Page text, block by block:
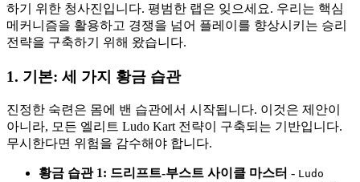
하기 위한 청사진입니다. 평범한 랩은 잊으세요. 우리는 핵심
메커니즘을 활용하고 경쟁을 넘어 플레이를 향상시키는 승리
전략을 구축하기 위해 왔습니다.
1. 기본: 세 가지 황금 습관
진정한 숙련은 몸에 밴 습관에서 시작됩니다. 이것은 제안이
아니라, 모든 엘리트 Ludo Kart 전략이 구축되는 기반입니다.
무시한다면 위험을 감수해야 합니다.
황금 습관 1: 드리프트-부스트 사이클 마스터 - Ludo